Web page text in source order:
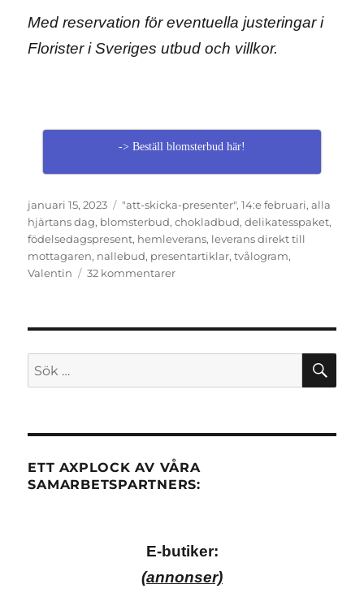
Med reservation för eventuella justeringar i
Florister i Sveriges utbud och villkor.
-> Beställ blomsterbud här!
Publicerat
den
januari 15, 2023 Etiketter
"att-skicka-presenter",14:e februari,alla
hjärtans dag, blomsterbud,chokladbud,delikatesspaket,
födelsedagspresent, hemleverans, leverans direkt till
mottagaren, nallebud, presentartiklar,tvålogram,
Valentin
32 kommentarertill
chokladbud
Sök
efter:
ETT AXPLOCK AV VÅRA
SAMARBETSPARTNERS:
E-butiker:
(annonser)